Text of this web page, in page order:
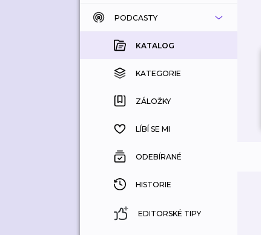
KATALOG
KOUPENÉ
KATEGORIE
ZÁLOŽKY
HISTORIE
PODCASTY
KATALOG
KATEGORIE
ZÁLOŽKY
LÍBÍ SE MI
ODEBÍRANÉ
HISTORIE
EDITORSKÉ TIPY